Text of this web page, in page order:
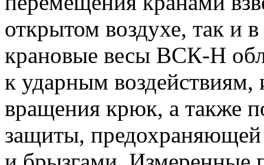
открытом воздухе, так и
крановые весы ВСК-Н
к ударным
вращения крюк, а также
защиты,